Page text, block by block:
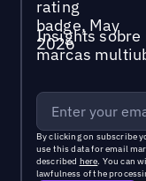
Insights
marcas
By clicking on subscribe
use this data for email
described here. You can
lawfulness of the